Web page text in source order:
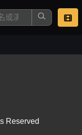
Reserved